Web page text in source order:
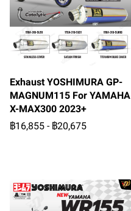
Exhaust YOSHIMURA GP-
MAGNUM115 For YAMAHA
X-MAX300 2023+
฿16,855 - ฿20,675